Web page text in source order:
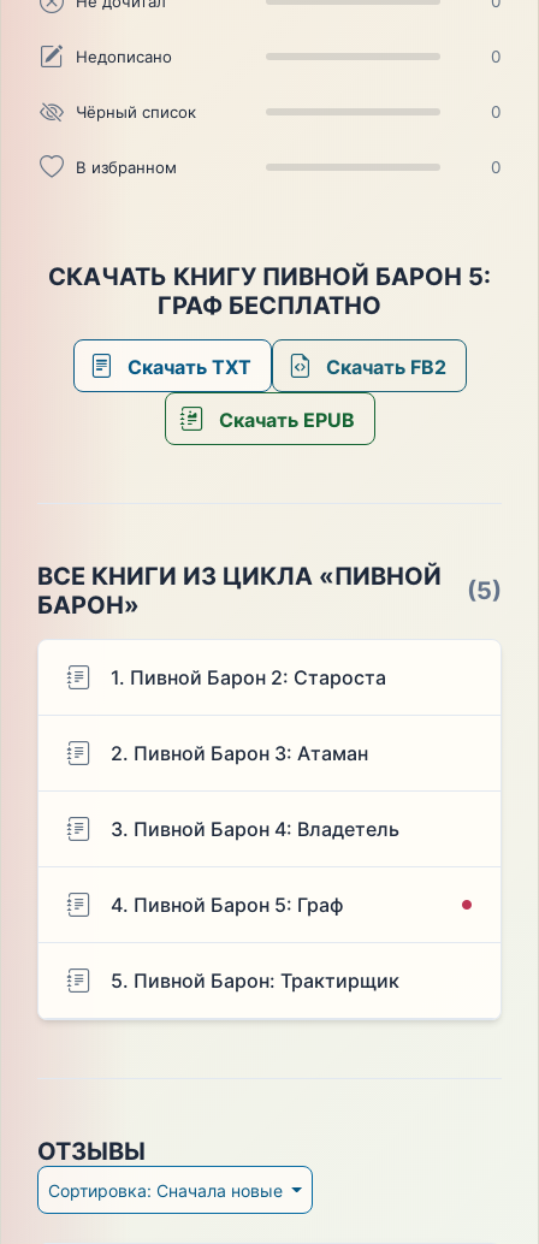
Недописано 0
Чёрный список 0
В избранном 0
СКАЧАТЬ КНИГУ ПИВНОЙ БАРОН 5:
ГРАФ БЕСПЛАТНО
Скачать TXT Скачать FB2
Скачать EPUB
ВСЕ КНИГИ ИЗ ЦИКЛА «ПИВНОЙ
БАРОН»
(5)
1. Пивной Барон 2: Староста
2. Пивной Барон 3: Атаман
3. Пивной Барон 4: Владетель
4. Пивной Барон 5: Граф
5. Пивной Барон: Трактирщик
ОТЗЫВЫ
Сортировка: Сначала новые